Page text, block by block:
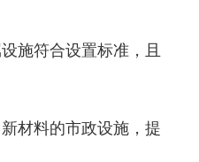
施符合设置标准，且
材料的市政设施，提